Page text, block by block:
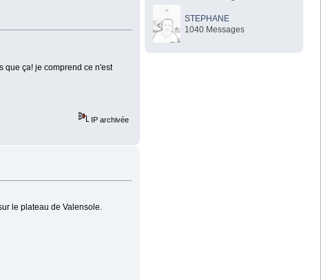
que ça! je comprend ce n'est
IP archivée
le plateau de Valensole.
STEPHANE
1040 Messages